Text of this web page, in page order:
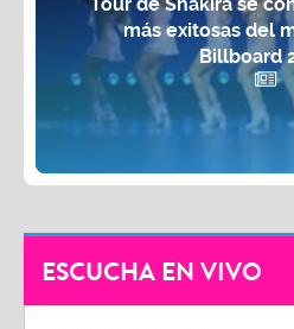
más exitosas del
Billboard
ESCUCHA EN VIVO